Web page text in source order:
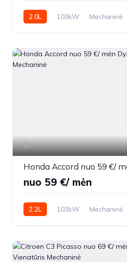
2.0L 103kW Mechaninė
nuo 59 €/ mėn
2.2L 103kW Mechaninė